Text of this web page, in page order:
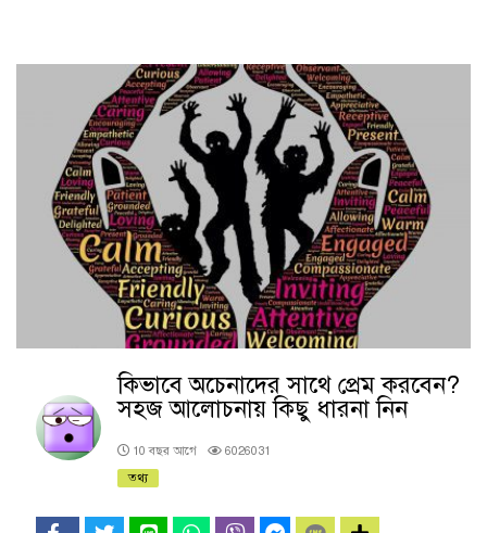
কিভাবে অচেনাদের সাথে প্রেম করবেন?
সহজ আলোচনায় কিছু ধারনা নিন
10 বছর আগে
6026031
তথ্য